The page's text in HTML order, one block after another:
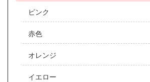
ピンク
赤色
オレンジ
イエロー